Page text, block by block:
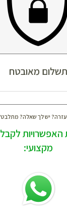
תשלום מאובטח
עזרה? יש לך שאלה?
מקצועי: